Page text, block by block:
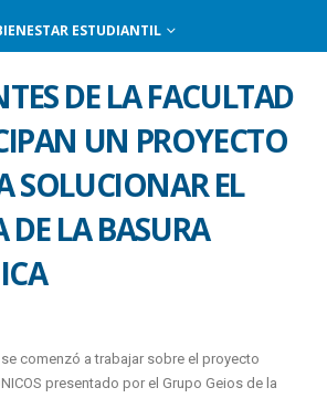
ESTUDIANTIL
DE LA FACULTAD
UN PROYECTO
SOLUCIONAR EL
DE LA BASURA
comenzó a trabajar sobre el proyecto
presentado por el Grupo Geios de la